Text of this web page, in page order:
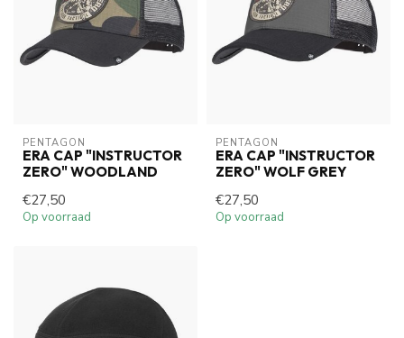
PENTAGON
ERA CAP "INSTRUCTOR
ZERO" WOODLAND
€27,50
Op voorraad
PENTAGON
ERA CAP "INSTRUCTOR
ZERO" WOLF GREY
€27,50
Op voorraad